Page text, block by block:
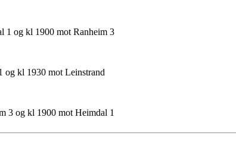
1 og kl 1900 mot Ranheim 3
og kl 1930 mot Leinstrand
3 og kl 1900 mot Heimdal 1